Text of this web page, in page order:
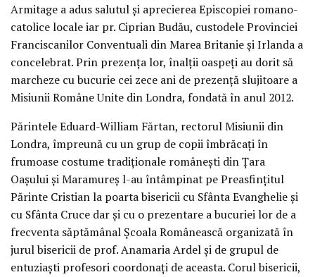
Armitage a adus salutul și aprecierea Episcopiei romano-
catolice locale iar pr. Ciprian Budău, custodele Provinciei
Franciscanilor Conventuali din Marea Britanie și Irlanda a
concelebrat. Prin prezența lor, înalții oaspeți au dorit să
marcheze cu bucurie cei zece ani de prezență slujitoare a
Misiunii Române Unite din Londra, fondată în anul 2012.
Părintele Eduard-William Fărtan, rectorul Misiunii din
Londra, împreună cu un grup de copii îmbrăcați în
frumoase costume tradiționale românești din Țara
Oașului și Maramureș l-au întâmpinat pe Preasfințitul
Părinte Cristian la poarta bisericii cu Sfânta Evanghelie și
cu Sfânta Cruce dar și cu o prezentare a bucuriei lor de a
frecventa săptămânal Școala Românească organizată în
jurul bisericii de prof. Anamaria Ardel și de grupul de
entuziaști profesori coordonați de aceasta. Corul bisericii,